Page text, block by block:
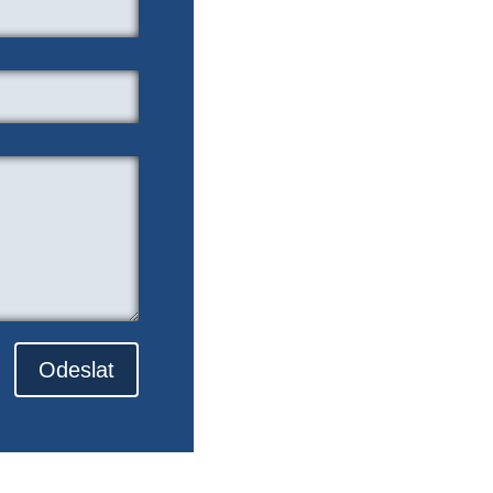
Odeslat